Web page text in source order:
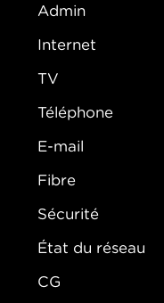
Admin
Internet
TV
Téléphone
E-mail
Fibre
Sécurité
État du réseau
CG